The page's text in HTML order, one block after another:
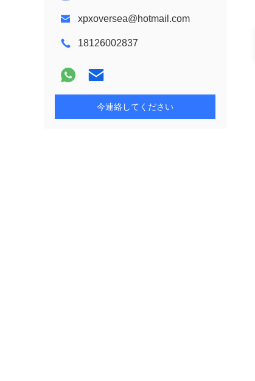
xpxoversea@hotmail.com
18126002837
今連絡してください